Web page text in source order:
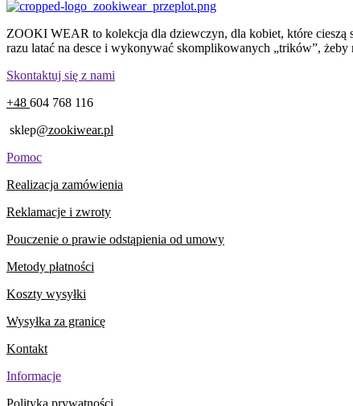
ZOOKI WEAR to kolekcja dla dziewczyn, dla kobiet, które cieszą
razu latać na desce i wykonywać skomplikowanych „trików”,
Skontaktuj się z nami
+48 604 768 116
sklep@zookiwear.pl
Pomoc
Realizacja zamówienia
Reklamacje i zwroty
Pouczenie o prawie odstąpienia od umowy
Metody płatności
Koszty wysyłki
Wysyłka za granicę
Kontakt
Informacje
Polityka prywatności